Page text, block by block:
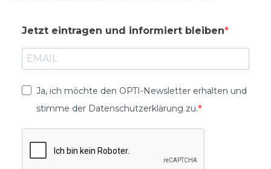
Jetzt eintragen und informiert bleiben
Ja, ich möchte den OPTI-Newsletter erhalten und
stimme der Datenschutzerklärung zu.